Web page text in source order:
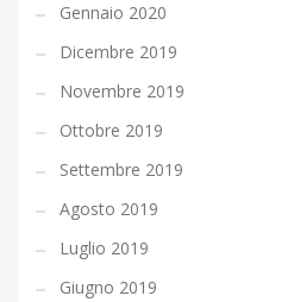
Gennaio 2020
Dicembre 2019
Novembre 2019
Ottobre 2019
Settembre 2019
Agosto 2019
Luglio 2019
Giugno 2019